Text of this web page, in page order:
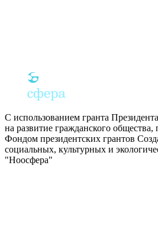
С использованием гранта
на развитие гражданского общества,
Фондом президентских грантов
социальных, культурных и
"Ноосфера"